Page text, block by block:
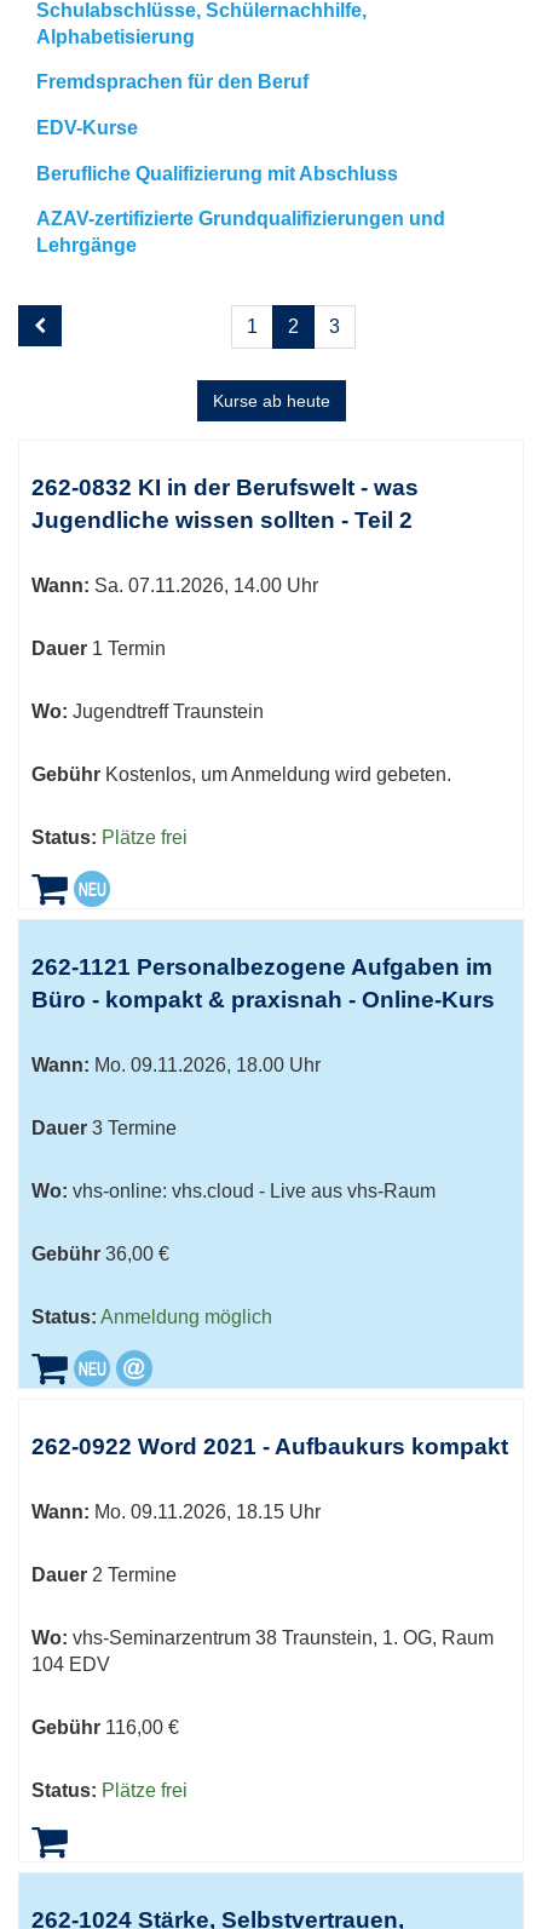
Schulabschlüsse, Schülernachhilfe,
Alphabetisierung
Fremdsprachen für den Beruf
EDV-Kurse
Berufliche Qualifizierung mit Abschluss
AZAV-zertifizierte Grundqualifizierungen und
Lehrgänge
Seite
2
Seiten
blättern
1 2 3
Kurse ab heute
Tabellenüberschriften
sortiert
262-0832 KI in der Berufswelt - was
Jugendliche wissen sollten - Teil 2
Wann: Sa. 07.11.2026, 14.00 Uhr
Dauer 1 Termin
Wo: Jugendtreff Traunstein
Gebühr Kostenlos, um Anmeldung wird gebeten.
Status: Plätze frei
262-1121 Personalbezogene Aufgaben im
Büro - kompakt & praxisnah - Online-Kurs
Wann: Mo. 09.11.2026, 18.00 Uhr
Dauer 3 Termine
Wo: vhs-online: vhs.cloud - Live aus vhs-Raum
Gebühr 36,00 €
Status: Anmeldung möglich
262-0922 Word 2021 - Aufbaukurs kompakt
Wann: Mo. 09.11.2026, 18.15 Uhr
Dauer 2 Termine
Wo: vhs-Seminarzentrum 38 Traunstein, 1. OG, Raum
104 EDV
Gebühr 116,00 €
Status: Plätze frei
262-1024 Stärke, Selbstvertrauen,